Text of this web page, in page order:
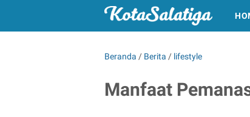
Beranda / Berita / lifestyle
Manfaat